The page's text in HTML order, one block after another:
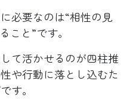
必要なのは“相性の見
こと”です。
て活かせるのが四柱推
や行動に落とし込むた
す。